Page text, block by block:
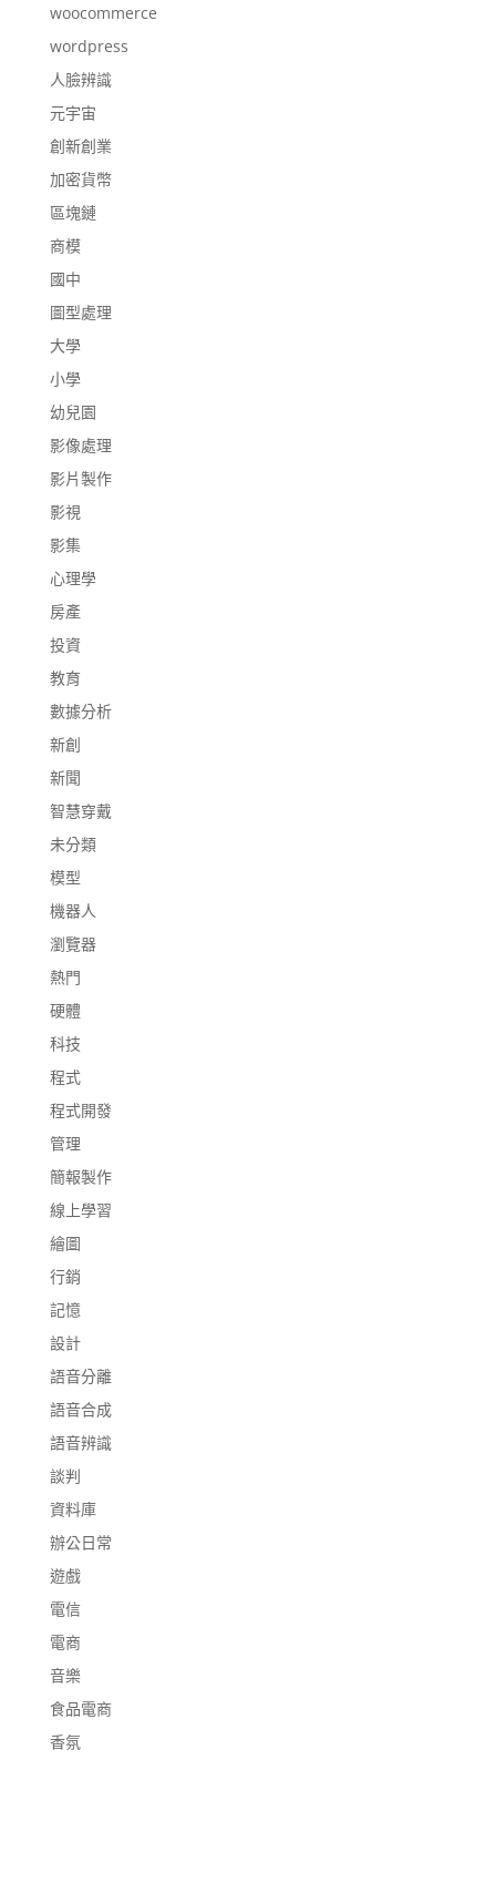
woocommerce
wordpress
人臉辨識
元宇宙
創新創業
加密貨幣
區塊鏈
商模
國中
圖型處理
大學
小學
幼兒園
影像處理
影片製作
影視
影集
心理學
房產
投資
教育
數據分析
新創
新聞
智慧穿戴
未分類
模型
機器人
瀏覽器
熱門
硬體
科技
程式
程式開發
管理
簡報製作
線上學習
繪圖
行銷
記憶
設計
語音分離
語音合成
語音辨識
談判
資料庫
辦公日常
遊戲
電信
電商
音樂
食品電商
香氛